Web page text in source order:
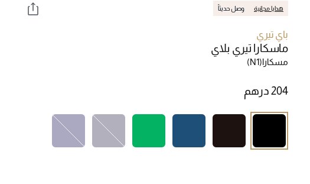
هدايا مجانية وصل حديثاً
باي تيري
ماسكارا تيري بلاي
مسكارا(N1)